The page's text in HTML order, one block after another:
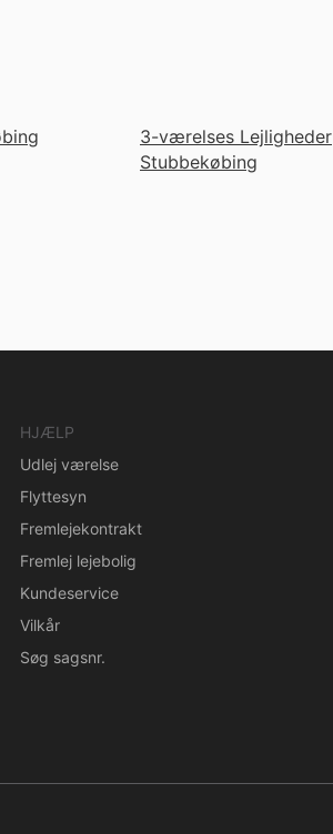
3-værelses Lejligheder
Stubbekøbing
HJÆLP
Udlej værelse
Flyttesyn
Fremlejekontrakt
Fremlej lejebolig
Kundeservice
Vilkår
Søg sagsnr.